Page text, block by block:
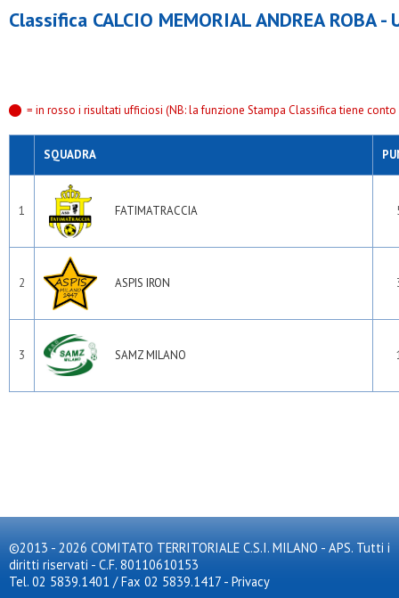
Classifica CALCIO MEMORIAL ANDREA ROBA -
= in rosso i risultati ufficiosi (NB: la funzione Stampa Classifica tiene
SQUADRA
1 FATIMATRACCIA
2 ASPIS IRON
3 SAMZ MILANO
©2013 - 2026 COMITATO TERRITORIALE C.S.I. MILANO - APS. Tutti i
diritti riservati - C.F. 80110610153
Tel. 02 5839.1401 / Fax 02 5839.1417 - Privacy